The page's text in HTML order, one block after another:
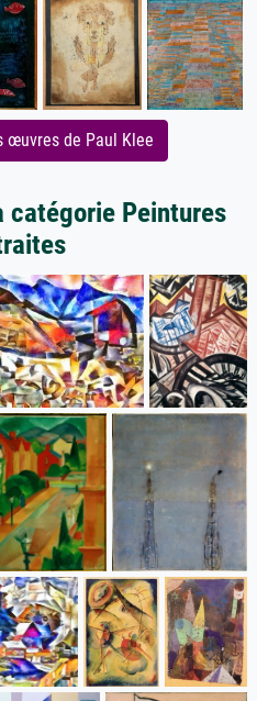
œuvres de Paul Klee
Peintures